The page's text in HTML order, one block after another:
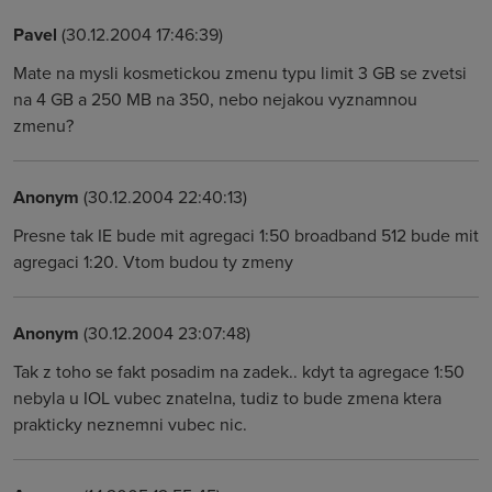
Pavel (30.12.2004 17:46:39)
Mate na mysli kosmetickou zmenu typu limit 3 GB se zvetsi
na 4 GB a 250 MB na 350, nebo nejakou vyznamnou
zmenu?
Anonym (30.12.2004 22:40:13)
Presne tak IE bude mit agregaci 1:50 broadband 512 bude mit
agregaci 1:20. Vtom budou ty zmeny
Anonym (30.12.2004 23:07:48)
Tak z toho se fakt posadim na zadek.. kdyt ta agregace 1:50
nebyla u IOL vubec znatelna, tudiz to bude zmena ktera
prakticky neznemni vubec nic.